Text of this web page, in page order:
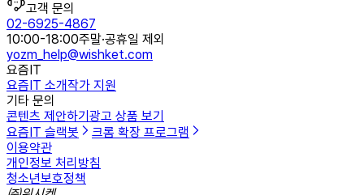
고객 문의
02-6925-4867
10:00-18:00주말·공휴일 제외
yozm_help@wishket.com
요즘IT
요즘IT 소개작가 지원
기타 문의
콘텐츠 제안하기 광고 상품 보기
요즘IT 슬랙봇
크롬 확장 프로그램
이용약관
개인정보 처리방침
청소년보호정책